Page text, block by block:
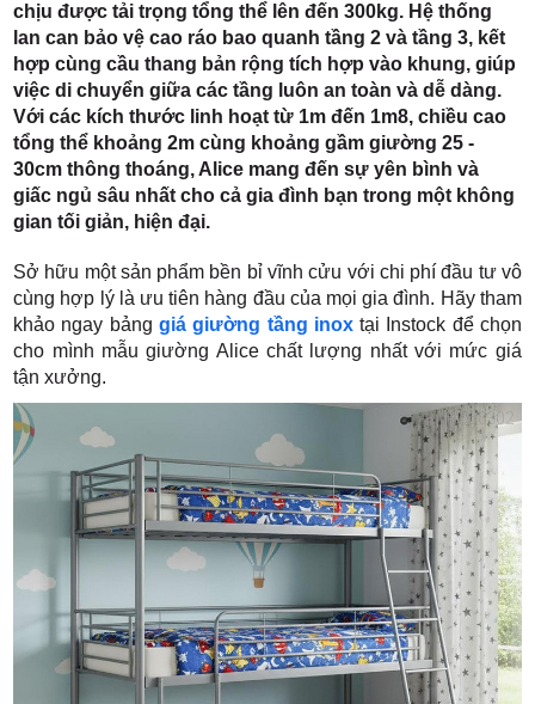
TP. HCM
chịu được tải trọng tổng thể lên đến 300kg. Hệ thống
lan can bảo vệ cao ráo bao quanh tầng 2 và tầng 3, kết
hợp cùng cầu thang bản rộng tích hợp vào khung, giúp
việc di chuyển giữa các tầng luôn an toàn và dễ dàng.
Với các kích thước linh hoạt từ 1m đến 1m8, chiều cao
tổng thể khoảng 2m cùng khoảng gầm giường 25 -
30cm thông thoáng, Alice mang đến sự yên bình và
giấc ngủ sâu nhất cho cả gia đình bạn trong một không
gian tối giản, hiện đại.
Sở hữu một sản phẩm bền bỉ vĩnh cửu với chi phí đầu tư vô
cùng hợp lý là ưu tiên hàng đầu của mọi gia đình. Hãy tham
khảo ngay bảng giá giường tầng inoxtại Instock để chọn
cho mình mẫu giường Alice chất lượng nhất với mức giá
tận xưởng.